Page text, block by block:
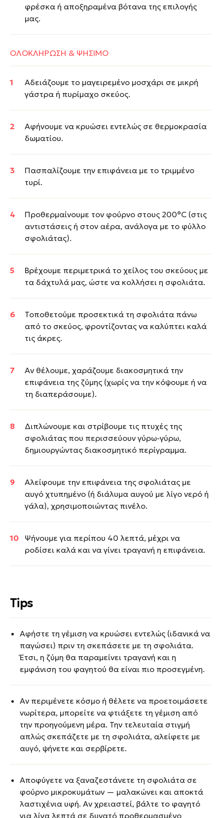
φρέσκα ή αποξηραμένα βότανα της επιλογής
μας.
ΟΛΟΚΛΗΡΩΣΗ & ΨΗΣΙΜΟ
Αδειάζουμε το μαγειρεμένο μοσχάρι σε μικρή
γάστρα ή πυρίμαχο σκεύος.
Αφήνουμε να κρυώσει εντελώς σε θερμοκρασία
δωματίου.
Πασπαλίζουμε την επιφάνεια με το τριμμένο
τυρί.
Προθερμαίνουμε τον φούρνο στους 200°C (στις
αντιστάσεις ή στον αέρα, ανάλογα με το φύλλο
σφολιάτας).
Βρέχουμε περιμετρικά το χείλος του σκεύους με
τα δάχτυλά μας, ώστε να κολλήσει η σφολιάτα.
Τοποθετούμε προσεκτικά τη σφολιάτα πάνω
από το σκεύος, φροντίζοντας να καλύπτει καλά
τις άκρες.
Αν θέλουμε, χαράζουμε διακοσμητικά την
επιφάνεια της ζύμης (χωρίς να την κόψουμε ή να
τη διαπεράσουμε).
Διπλώνουμε και στρίβουμε τις πτυχές της
σφολιάτας που περισσεύουν γύρω-γύρω,
δημιουργώντας διακοσμητικό περίγραμμα.
Αλείφουμε την επιφάνεια της σφολιάτας με
αυγό χτυπημένο (ή διάλυμα αυγού με λίγο νερό ή
γάλα), χρησιμοποιώντας πινέλο.
Ψήνουμε για περίπου 40 λεπτά, μέχρι να
ροδίσει καλά και να γίνει τραγανή η επιφάνεια.
Tips
Αφήστε τη γέμιση να κρυώσει εντελώς (ιδανικά να
παγώσει) πριν τη σκεπάσετε με τη σφολιάτα.
Έτσι, η ζύμη θα παραμείνει τραγανή και η
εμφάνιση του φαγητού θα είναι πιο προσεγμένη.
Αν περιμένετε κόσμο ή θέλετε να προετοιμάσετε
νωρίτερα, μπορείτε να φτιάξετε τη γέμιση από
την προηγούμενη μέρα. Την τελευταία στιγμή
απλώς σκεπάζετε με τη σφολιάτα, αλείφετε με
αυγό, ψήνετε και σερβίρετε.
Αποφύγετε να ξαναζεστάνετε τη σφολιάτα σε
φούρνο μικροκυμάτων — μαλακώνει και αποκτά
λαστιχένια υφή. Αν χρειαστεί, βάλτε το φαγητό
για λίγα λεπτά σε δυνατό προθερμασμένο